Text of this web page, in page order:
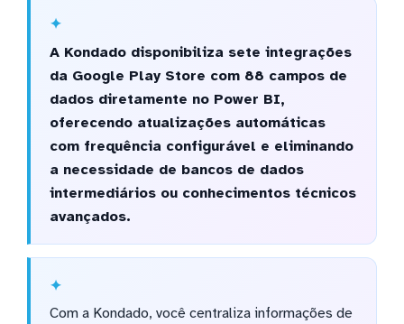
A Kondado disponibiliza sete integrações
da Google Play Store com 88 campos de
dados diretamente no Power BI,
oferecendo atualizações automáticas
com frequência configurável e eliminando
a necessidade de bancos de dados
intermediários ou conhecimentos técnicos
avançados.
Com a Kondado, você centraliza informações de